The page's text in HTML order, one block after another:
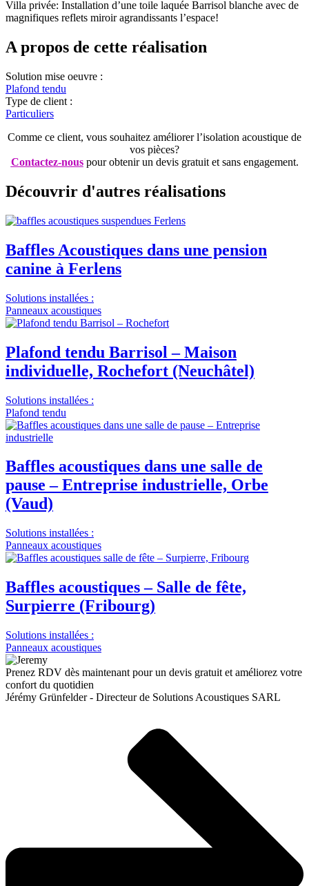
Villa privée: Installation d’une toile laquée Barrisol blanche avec de
magnifiques reflets miroir agrandissants l’espace!
A propos de cette réalisation
Solution mise oeuvre :
Plafond tendu
Type de client :
Particuliers
Comme ce client, vous souhaitez améliorer l’isolation acoustique de
vos pièces?
Contactez-nouspour obtenir un devis gratuit et sans engagement.
Découvrir d'autres réalisations
Baffles Acoustiques dans une pension
canine à Ferlens
Solutions installées :
Panneaux acoustiques
Plafond tendu Barrisol – Maison
individuelle, Rochefort (Neuchâtel)
Solutions installées :
Plafond tendu
Baffles acoustiques dans une salle de
pause – Entreprise industrielle, Orbe
(Vaud)
Solutions installées :
Panneaux acoustiques
Baffles acoustiques – Salle de fête,
Surpierre (Fribourg)
Solutions installées :
Panneaux acoustiques
Prenez RDV dès maintenant pour un devis gratuit et améliorez votre
confort du quotidien
Jérémy Grünfelder - Directeur de Solutions Acoustiques SARL